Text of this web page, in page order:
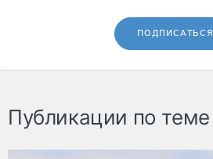
ПОДПИСАТЬСЯ
Публикации по теме